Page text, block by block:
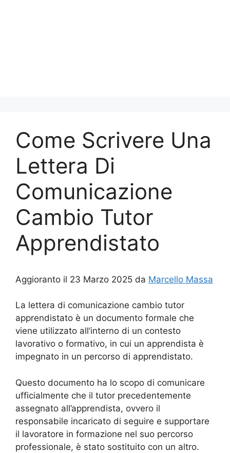
Come Scrivere Una
Lettera Di
Comunicazione
Cambio Tutor
Apprendistato
Aggioranto il 23 Marzo 2025 da Marcello Massa
La lettera di comunicazione cambio tutor
apprendistato è un documento formale che
viene utilizzato all’interno di un contesto
lavorativo o formativo, in cui un apprendista è
impegnato in un percorso di apprendistato.
Questo documento ha lo scopo di comunicare
ufficialmente che il tutor precedentemente
assegnato all’apprendista, ovvero il
responsabile incaricato di seguire e supportare
il lavoratore in formazione nel suo percorso
professionale, è stato sostituito con un altro.